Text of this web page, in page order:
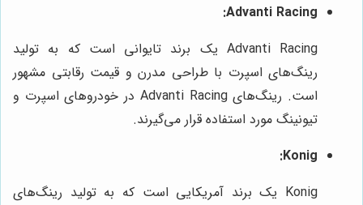
Advanti Racing:
Advanti Racing یک برند تایوانی است که به تولید
رینگ‌های اسپرت با طراحی مدرن و قیمت رقابتی مشهور
است. رینگ‌های Advanti Racing در خودروهای اسپرت و
تیونینگ مورد استفاده قرار می‌گیرند.
Konig:
Konig یک برند آمریکایی است که به تولید رینگ‌های